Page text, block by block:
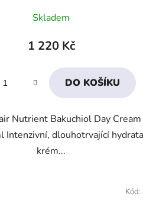
hodnocení
produktu
3,3
z
hvězdiček.
Skladem
1 220 Kč
DO KOŠÍKU
Nutrient Bakuchiol Day Cream
Intenzivní, dlouhotrvající
krém...
Kód: